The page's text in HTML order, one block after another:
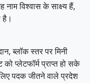
नाम विश्वास के साक्ष्य हैं,
ब्लॉक स्तर पर मिनी
प्लेटफॉर्म प्राप्त हो सके
पदक जीतने वाले प्रदेश